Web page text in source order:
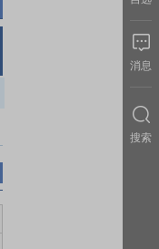
消息
搜索